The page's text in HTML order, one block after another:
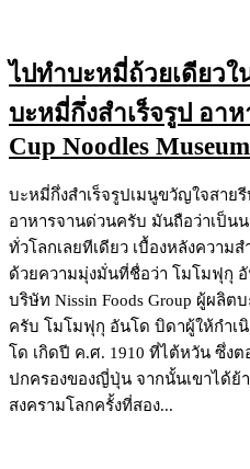
ไปทำบะหมี่ถ้วยเดียว
บะหมี่กึ่งสำเร็จรูป อา
Cup Noodles Museum
บะหมี่กึ่งสำเร็จรูปเมนูขวัญใจสาย
อาหารจานด่วนครับ มันถือว่าเป็น
ทั่วโลกเลยทีเดียว เบื้องหลังความ
ด้วยความมุ่งมั่นที่ชื่อว่า โมโมฟุกุ อั
บริษัท Nissin Foods Group ผู้ผลิ
ครับ โมโมฟุกุ อันโด บิดาผู้ให้กำเ
โด เกิดปี ค.ศ. 1910 ที่ไต้หวัน ซึ่ง
ปกครองของญี่ปุ่น จากนั้นเขาได้
สงครามโลกครั้งที่สอง...